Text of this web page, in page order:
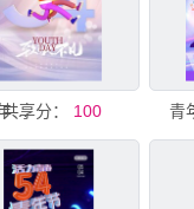
青年节展板
共享分： 100